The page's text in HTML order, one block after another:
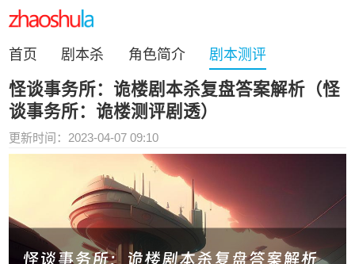
首页 剧本杀 角色简介 剧本测评
怪谈事务所：诡楼剧本杀复盘答案解析（怪
谈事务所：诡楼测评剧透）
更新时间：2023-04-07 09:10